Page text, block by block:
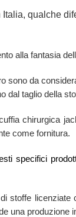
qualche
alla fantasia
sono da
dal taglio della
chirurgica
come fornitura.
specifici
stoffe
una produzione